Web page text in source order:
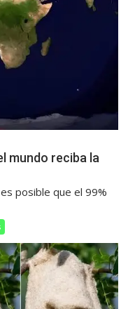
mundo reciba la
posible que el 99%